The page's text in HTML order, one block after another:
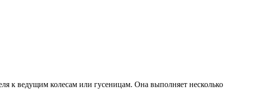
к ведущим колесам или гусеницам. Она выполняет несколько